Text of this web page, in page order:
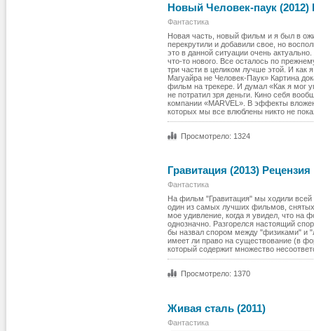
Новый Человек-паук (2012)
Фантастика
Новая часть, новый фильм и я был в
перекрутили и добавили свое, но
это в данной ситуации очень
что-то нового. Все осталось по
три части в целиком лучше этой. И как
Магуайра не Человек-Паук» Картина
фильм на трекере. И думал «Как я мог
не потратил зря деньги. Кино себя
компании «MARVEL». В эффекты
которых мы все влюблены никто не
Просмотрело: 1324
Гравитация (2013) Рецензия
Фантастика
На фильм "Гравитация" мы ходили
один из самых лучших фильмов,
мое удивление, когда я увидел, что на
однозначно. Разгорелся настоящий
бы назвал спором между "физиками" и
имеет ли право на существование (в
который содержит множество
Просмотрело: 1370
Живая сталь (2011)
Фантастика